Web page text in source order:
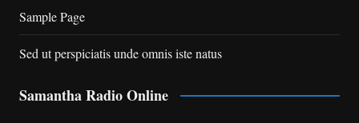
Sample Page
Sed ut perspiciatis unde omnis iste natus
Samantha Radio Online